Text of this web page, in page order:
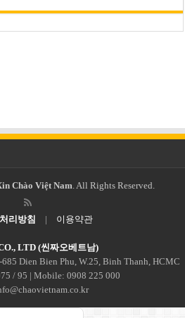
Chào Việt Nam. All Rights Reserved.
리방침 | 이용약관
LTD (씬짜오베트남)
Dien Bien Phu, W.25, Binh Thanh, HCMC
/ 95 | Mobile: 0908 225 000